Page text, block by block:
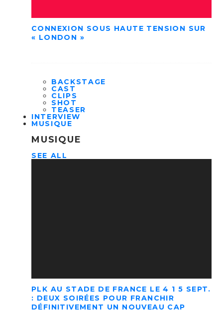
CONNEXION SOUS HAUTE TENSION SUR
« LONDON »
BACKSTAGE
CAST
CLIPS
SHOT
TEASER
INTERVIEW
MUSIQUE
MUSIQUE
SEE ALL
PLK AU STADE DE FRANCE LE 4 1 5 SEPT.
: DEUX SOIRÉES POUR FRANCHIR
DÉFINITIVEMENT UN NOUVEAU CAP